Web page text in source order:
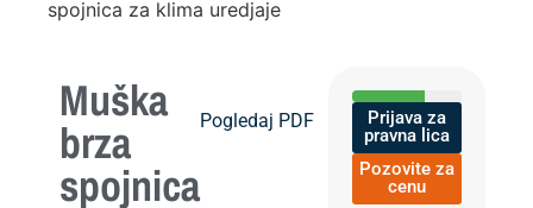
spojnica za klima uredjaje
Muška
brza
spojnica
Pogledaj PDF
Prijava za
pravna lica
Pozovite za
cenu